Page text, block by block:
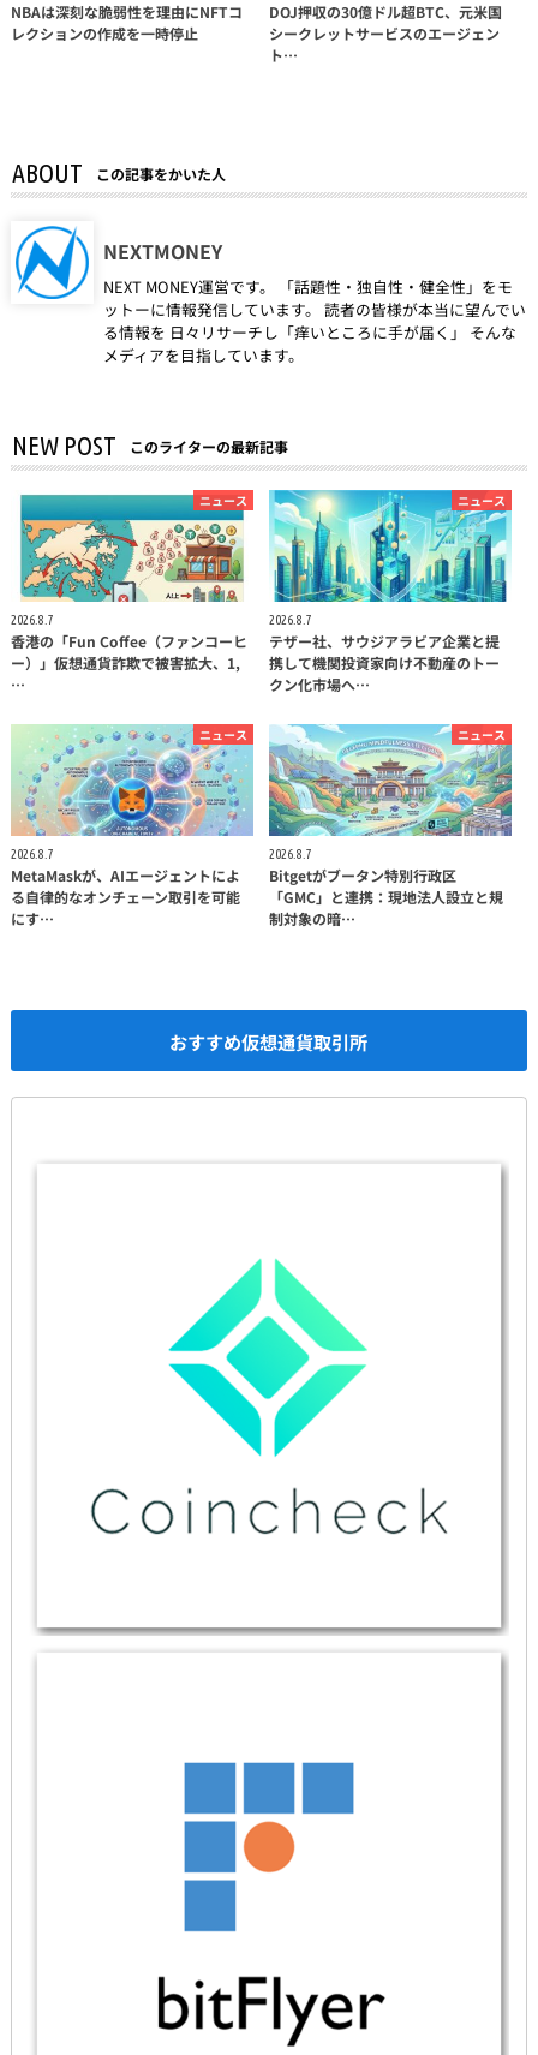
NBAは深刻な脆弱性を理由にNFTコ
レクションの作成を一時停止
DOJ押収の30億ドル超BTC、元米国
シークレットサービスのエージェン
ト…
ABOUT この記事をかいた人
NEXTMONEY
NEXT MONEY運営です。 「話題性・独自性・健全性」をモ
ットーに情報発信しています。 読者の皆様が本当に望んでい
る情報を 日々リサーチし「痒いところに手が届く」 そんな
メディアを目指しています。
NEW POST このライターの最新記事
ニュース
2026.8.7
香港の「Fun Coffee（ファンコーヒ
ー）」仮想通貨詐欺で被害拡大、1,
…
ニュース
2026.8.7
テザー社、サウジアラビア企業と提
携して機関投資家向け不動産のトー
クン化市場へ…
ニュース
2026.8.7
MetaMaskが、AIエージェントによ
る自律的なオンチェーン取引を可能
にす…
ニュース
2026.8.7
Bitgetがブータン特別行政区
「GMC」と連携：現地法人設立と規
制対象の暗…
おすすめ仮想通貨取引所